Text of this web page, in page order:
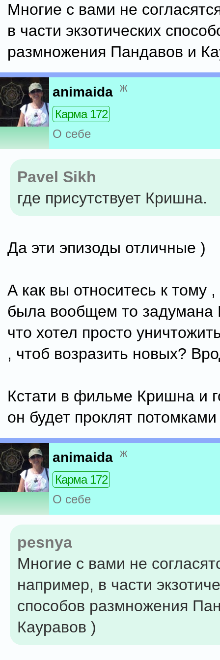
Многие с вами не
в части экзотических
размножения Пандавов и
animaida ж
Карма 172
О себе
Pavel Sikh
где присутствует Кришна.
Да эти эпизоды отличные )
А как вы относитесь к тому
была вообщем то задумана
что хотел просто
, чтоб возразить новых?
Кстати в фильме Кришна и
он будет проклят потомками
animaida ж
Карма 172
О себе
pesnya
Многие с вами не
например, в части
способов размножения
Кауравов )